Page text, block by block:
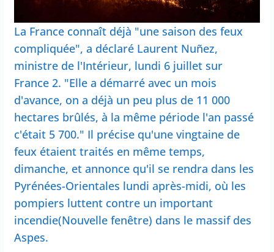
La France connaît déjà "une saison des feux
compliquée", a déclaré Laurent Nuñez,
ministre de l'Intérieur, lundi 6 juillet sur
France 2. "Elle a démarré avec un mois
d'avance, on a déjà un peu plus de 11 000
hectares brûlés, à la même période l'an passé
c'était 5 700." Il précise qu'une vingtaine de
feux étaient traités en même temps,
dimanche, et annonce qu'il se rendra dans les
Pyrénées-Orientales lundi après-midi, où les
pompiers luttent contre un important
incendie(Nouvelle fenêtre) dans le massif des
Aspes.